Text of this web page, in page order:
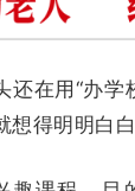
还在用“办学
得明明白白